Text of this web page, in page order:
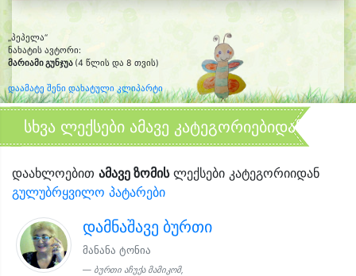
„პეპელა“
ნახატის ავტორი:
მარიამი გუნჯუა(4 წლის და 8 თვის)
დაამატე შენი დახატული კლიპარტი
სხვა ლექსები ამავე კატეგორიებიდან
დაახლოებით ამავე ზომისლექსები კატეგორიიდან
გულუბრყვილო პატარები
დამნაშავე ბურთი
მანანა ტონია
ბურთი აჩუქა მამიკომ,